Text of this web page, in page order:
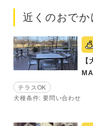
近くのおでか
テラスOK
犬種条件: 要問い合わせ